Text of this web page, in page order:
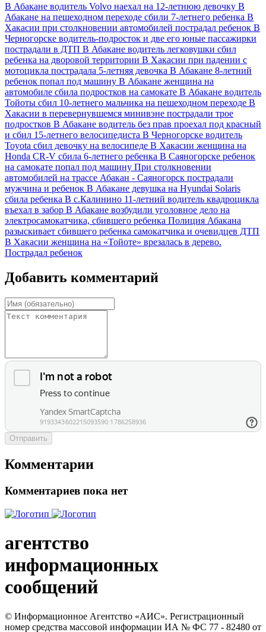
В Абакане водитель Volvo наехал на 12-летнюю девочку В
Абакане на пешеходном переходе сбили 7-летнего ребенка В
Хакасии при столкновении автомобилей пострадал ребенок В
Черногорске водитель-подросток и две его юные пассажирки
пострадали в ДТП В Абакане водитель легковушки сбил
ребенка на дворовой территории В Хакасии при падении с
мотоцикла пострадала 5-летняя девочка В Абакане 8-летний
ребенок попал под машину В Абакане женщина на
автомобиле сбила подростков на самокате В Абакане водитель
Тойоты сбил 10-летнего мальчика на пешеходном переходе В
Хакасии в перевернувшемся минивэне пострадали трое
подростков В Абакане водитель без прав проехал под красный
и сбил 15-летнего велосипедиста В Черногорске водитель
Toyota сбил девочку на велосипеде В Хакасии женщина на
Honda CR-V сбила 6-летнего ребенка В Саяногорске ребенок
на самокате попал под машину При столкновении
автомобилей на трассе Абакан - Саяногорск пострадали
мужчина и ребенок В Абакане девушка на Hyundai Solaris
сбила ребенка В с.Калинино 11-летний водитель квадроцикла
въехал в забор В Абакане возбудили уголовное дело на
электросамокатчика, сбившего ребенка Полиция Абакана
разыскивает сбившего ребенка самокатчика и очевидцев ДТП
В Хакасии женщина на «Тойоте» врезалась в дерево.
Пострадал ребенок
Добавить комментарий
Отправить
Комментарии
Комментариев пока нет
агентство
информационных
сообщений
© Информационное Агентство «АИС». Регистрационный
номер средства массовой информации ИА № ФС 77 - 82480 от